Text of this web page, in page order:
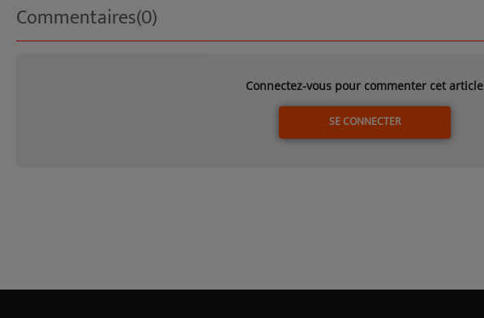
Commentaires(0)
Connectez-vous pour commenter cet article
SE CONNECTER